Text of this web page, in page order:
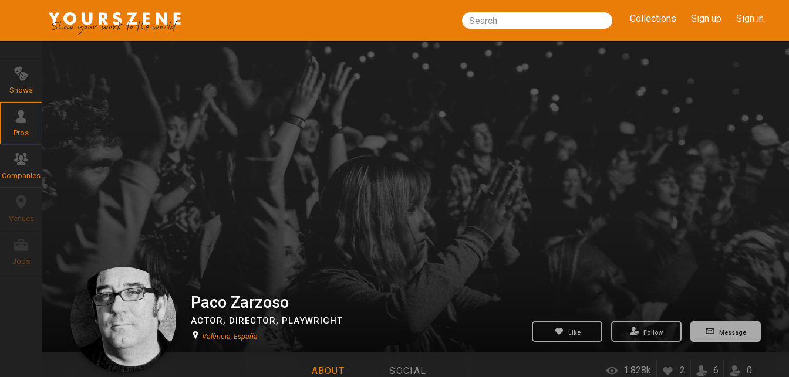
Search Collections Sign up Sign in
Shows
Pros
Companies
Venues
Jobs
Paco Zarzoso
ACTOR, DIRECTOR, PLAYWRIGHT
València, España Like Follow Message
ABOUT SOCIAL 1.828k 2 6 0